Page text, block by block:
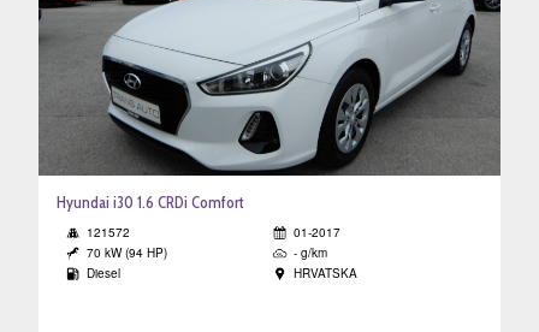
Hyundai i30 1.6 CRDi Comfort
121572
01-2017
70 kW (94 HP)
- g/km
Diesel
HRVATSKA